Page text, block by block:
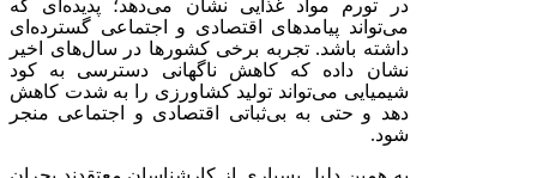
در تورم مواد غذایی نشان می‌دهد؛ پدیده‌ای که
می‌تواند پیامدهای اقتصادی و اجتماعی گسترده‌ای
داشته باشد. تجربه برخی کشورها در سال‌های اخیر
نشان داده که کاهش ناگهانی دسترسی به کود
شیمیایی می‌تواند تولید کشاورزی را به شدت کاهش
دهد و حتی به بی‌ثباتی اقتصادی و اجتماعی منجر
شود.